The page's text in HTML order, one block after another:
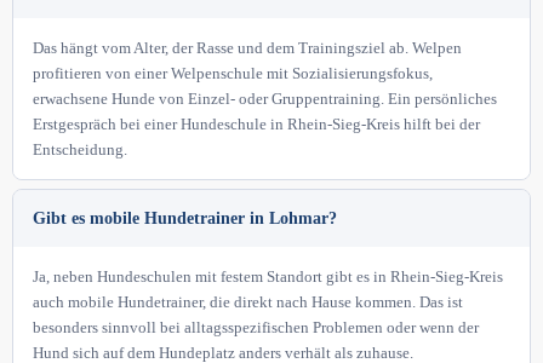
Das hängt vom Alter, der Rasse und dem Trainingsziel ab. Welpen
profitieren von einer Welpenschule mit Sozialisierungsfokus,
erwachsene Hunde von Einzel- oder Gruppentraining. Ein persönliches
Erstgespräch bei einer Hundeschule in Rhein-Sieg-Kreis hilft bei der
Entscheidung.
Gibt es mobile Hundetrainer in Lohmar?
Ja, neben Hundeschulen mit festem Standort gibt es in Rhein-Sieg-Kreis
auch mobile Hundetrainer, die direkt nach Hause kommen. Das ist
besonders sinnvoll bei alltagsspezifischen Problemen oder wenn der
Hund sich auf dem Hundeplatz anders verhält als zuhause.